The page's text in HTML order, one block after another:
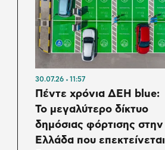
30.07.26 11:57
Πέντε χρόνια ΔΕΗ blue:
Το μεγαλύτερο δίκτυο
δημόσιας φόρτισης στην
Ελλάδα που επεκτείνεται